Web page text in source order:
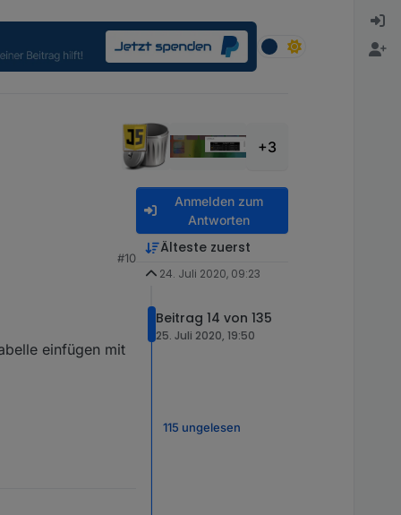
+3
#10
einfügen mit
Anmelden zum
Antworten
Älteste zuerst
24. Juli 2020, 09:23
Beitrag 14 von 135
25. Juli 2020, 19:50
115 ungelesen